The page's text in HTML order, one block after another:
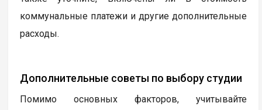
коммунальные платежи и другие дополнительные
расходы.
Дополнительные советы по выбору студии
Помимо основных факторов, учитывайте